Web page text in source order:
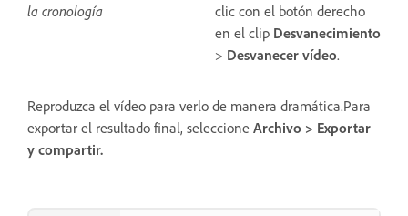
clic con el botón derecho
en el clip Desvanecimiento
> Desvanecer vídeo.
la cronología
Reproduzca el vídeo para verlo de manera dramática.Para
exportar el resultado final, seleccione Archivo > Exportar
y compartir.